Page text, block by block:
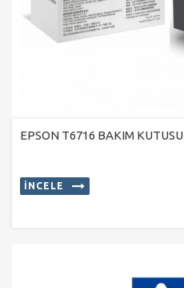
EPSON T6716 BAKIM KUTUSU
İNCELE